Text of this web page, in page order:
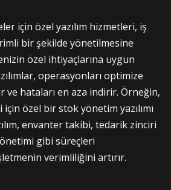
için özel yazılım hizmetleri, iş
bir şekilde yönetilmesine
özel ihtiyaçlarına uygun
operasyonları optimize
ve hataları en aza indirir. Örneğin,
özel bir stok yönetim yazılımı
envanter takibi, tedarik zinciri
gibi süreçleri
verimliliğini artırır.